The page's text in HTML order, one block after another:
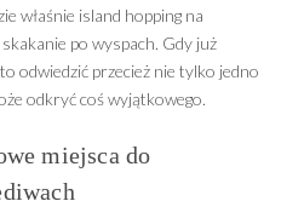
właśnie island hopping na
po wyspach. Gdy już
odwiedzić przecież nie tylko jedno
odkryć coś wyjątkowego.
miejsca do